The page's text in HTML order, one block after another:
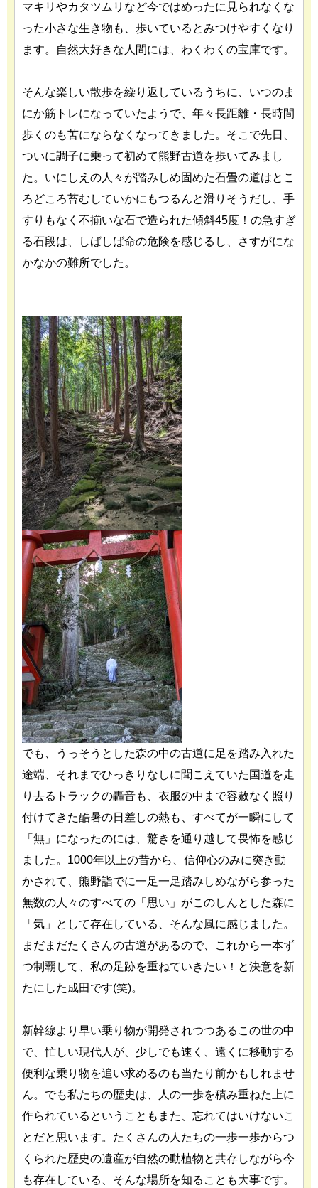
マキリやカタツムリなど今ではめったに見られなくな
った小さな生き物も、歩いているとみつけやすくなり
ます。自然大好きな人間には、わくわくの宝庫です。
そんな楽しい散歩を繰り返しているうちに、いつのま
にか筋トレになっていたようで、年々長距離・長時間
歩くのも苦にならなくなってきました。そこで先日、
ついに調子に乗って初めて熊野古道を歩いてみまし
た。いにしえの人々が踏みしめ固めた石畳の道はとこ
ろどころ苔むしていかにもつるんと滑りそうだし、手
すりもなく不揃いな石で造られた傾斜45度！の急すぎ
る石段は、しばしば命の危険を感じるし、さすがにな
かなかの難所でした。
でも、うっそうとした森の中の古道に足を踏み入れた
途端、それまでひっきりなしに聞こえていた国道を走
り去るトラックの轟音も、衣服の中まで容赦なく照り
付けてきた酷暑の日差しの熱も、すべてが一瞬にして
「無」になったのには、驚きを通り越して畏怖を感じ
ました。1000年以上の昔から、信仰心のみに突き動
かされて、熊野詣でに一足一足踏みしめながら参った
無数の人々のすべての「思い」がこのしんとした森に
「気」として存在している、そんな風に感じました。
まだまだたくさんの古道があるので、これから一本ず
つ制覇して、私の足跡を重ねていきたい！と決意を新
たにした成田です(笑)。
新幹線より早い乗り物が開発されつつあるこの世の中
で、忙しい現代人が、少しでも速く、遠くに移動する
便利な乗り物を追い求めるのも当たり前かもしれませ
ん。でも私たちの歴史は、人の一歩を積み重ねた上に
作られているということもまた、忘れてはいけないこ
とだと思います。たくさんの人たちの一歩一歩からつ
くられた歴史の遺産が自然の動植物と共存しながら今
も存在している、そんな場所を知ることも大事です。